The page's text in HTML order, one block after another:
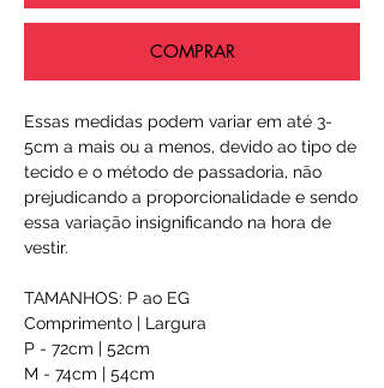
COMPRAR
Essas medidas podem variar em até 3-
5cm a mais ou a menos, devido ao tipo de
tecido e o método de passadoria, não
prejudicando a proporcionalidade e sendo
essa variação insignificando na hora de
vestir.
TAMANHOS: P ao EG
Comprimento | Largura
P - 72cm | 52cm
M - 74cm | 54cm